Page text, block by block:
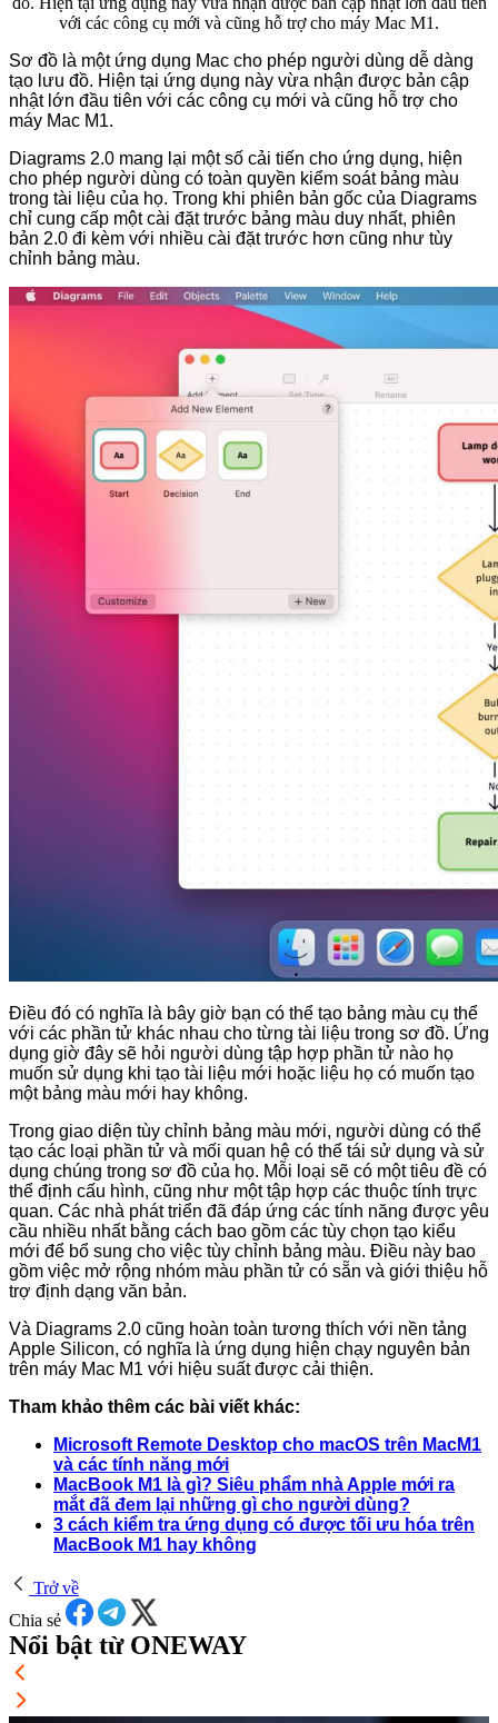
với các công cụ mới và cũng hỗ trợ cho máy Mac M1.
Sơ đồ là một ứng dụng Mac cho phép người dùng dễ dàng
tạo lưu đồ. Hiện tại ứng dụng này vừa nhận được bản cập
nhật lớn đầu tiên với các công cụ mới và cũng hỗ trợ cho
máy Mac M1.
Diagrams 2.0 mang lại một số cải tiến cho ứng dụng, hiện
cho phép người dùng có toàn quyền kiểm soát bảng màu
trong tài liệu của họ. Trong khi phiên bản gốc của Diagrams
chỉ cung cấp một cài đặt trước bảng màu duy nhất, phiên
bản 2.0 đi kèm với nhiều cài đặt trước hơn cũng như tùy
chỉnh bảng màu.
Điều đó có nghĩa là bây giờ bạn có thể tạo bảng màu cụ thể
với các phần tử khác nhau cho từng tài liệu trong sơ đồ. Ứng
dụng giờ đây sẽ hỏi người dùng tập hợp phần tử nào họ
muốn sử dụng khi tạo tài liệu mới hoặc liệu họ có muốn tạo
một bảng màu mới hay không.
Trong giao diện tùy chỉnh bảng màu mới, người dùng có thể
tạo các loại phần tử và mối quan hệ có thể tái sử dụng và sử
dụng chúng trong sơ đồ của họ. Mỗi loại sẽ có một tiêu đề có
thể định cấu hình, cũng như một tập hợp các thuộc tính trực
quan. Các nhà phát triển đã đáp ứng các tính năng được yêu
cầu nhiều nhất bằng cách bao gồm các tùy chọn tạo kiểu
mới để bổ sung cho việc tùy chỉnh bảng màu. Điều này bao
gồm việc mở rộng nhóm màu phần tử có sẵn và giới thiệu hỗ
trợ định dạng văn bản.
Và Diagrams 2.0 cũng hoàn toàn tương thích với nền tảng
Apple Silicon, có nghĩa là ứng dụng hiện chạy nguyên bản
trên máy Mac M1 với hiệu suất được cải thiện.
Tham khảo thêm các bài viết khác:
Microsoft Remote Desktop cho macOS trên MacM1
và các tính năng mới
MacBook M1 là gì? Siêu phẩm nhà Apple mới ra
mắt đã đem lại những gì cho người dùng?
3 cách kiểm tra ứng dụng có được tối ưu hóa trên
MacBook M1 hay không
Trở về
Chia sẻ
Nổi bật từ ONEWAY